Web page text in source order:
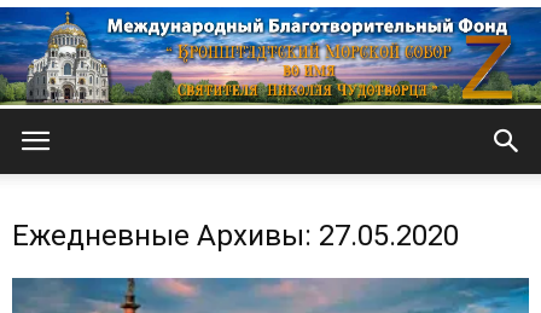
Ежедневные Архивы: 27.05.2020